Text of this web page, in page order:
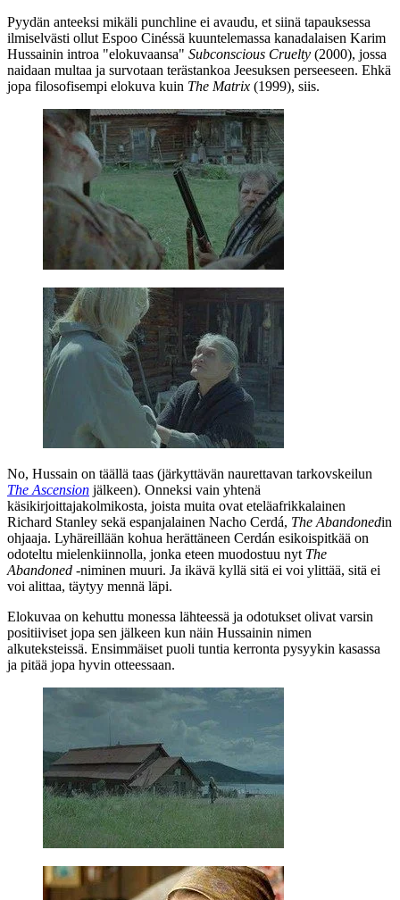
Pyydän anteeksi mikäli punchline ei avaudu, et siinä tapauksessa
ilmiselvästi ollut Espoo Cinéssä kuuntelemassa kanadalaisen Karim
Hussainin introa "elokuvaansa" Subconscious Cruelty (2000), jossa
naidaan multaa ja survotaan terästankoa Jeesuksen perseeseen. Ehkä
jopa filosofisempi elokuva kuin The Matrix (1999), siis.
No, Hussain on täällä taas (järkyttävän naurettavan tarkovskeilun
The Ascension jälkeen). Onneksi vain yhtenä
käsikirjoittajakolmikosta, joista muita ovat eteläafrikkalainen
Richard Stanley sekä espanjalainen Nacho Cerdá, The Abandonedin
ohjaaja. Lyhäreillään kohua herättäneen Cerdán esikoispitkää on
odoteltu mielenkiinnolla, jonka eteen muodostuu nyt The
Abandoned ‑niminen muuri. Ja ikävä kyllä sitä ei voi ylittää, sitä ei
voi alittaa, täytyy mennä läpi.
Elokuvaa on kehuttu monessa lähteessä ja odotukset olivat varsin
positiiviset jopa sen jälkeen kun näin Hussainin nimen
alkuteksteissä. Ensimmäiset puoli tuntia kerronta pysyykin kasassa
ja pitää jopa hyvin otteessaan.